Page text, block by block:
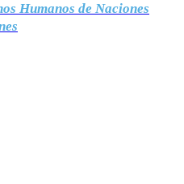
Humanos de Naciones